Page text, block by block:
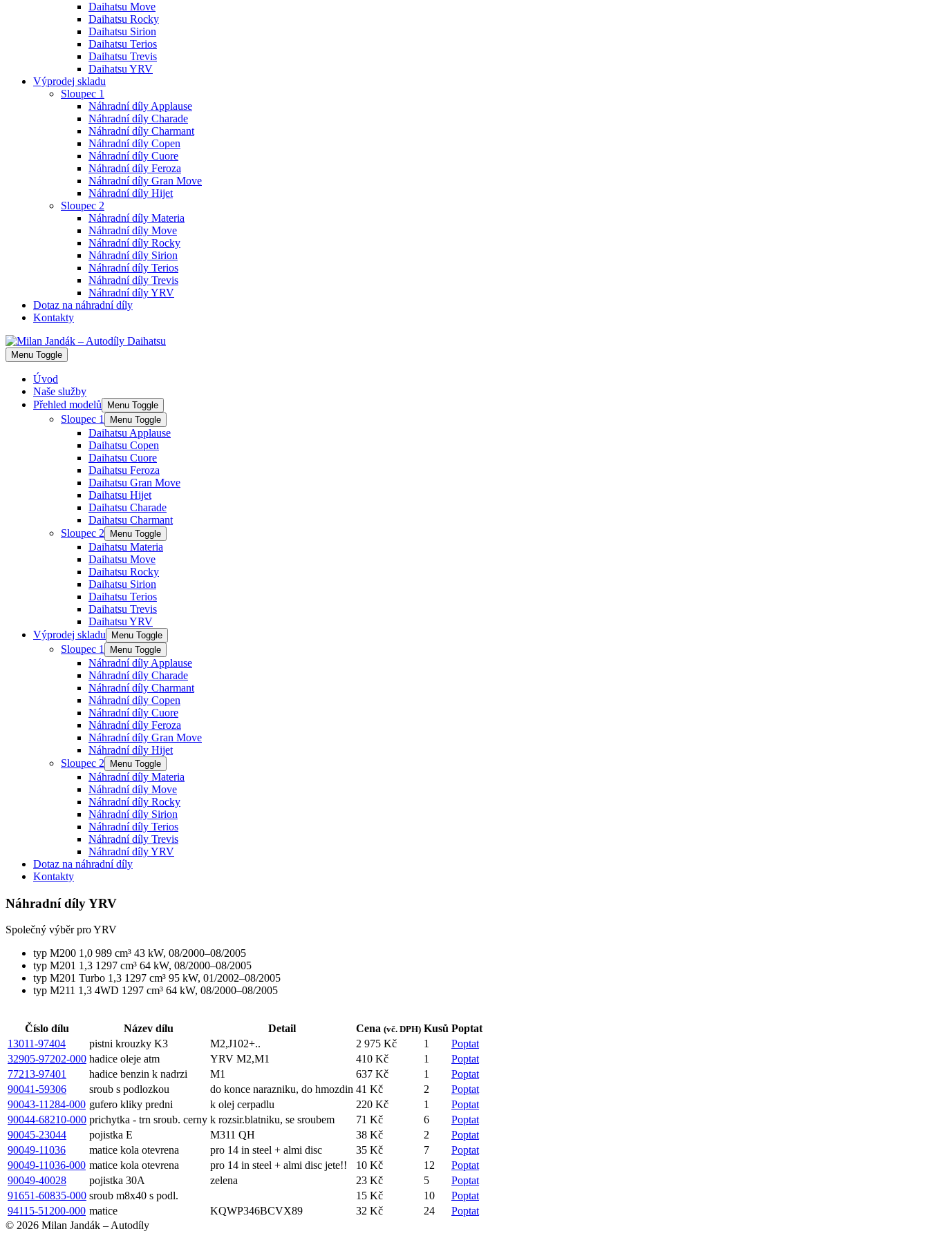
Daihatsu Move
Daihatsu Rocky
Daihatsu Sirion
Daihatsu Terios
Daihatsu Trevis
Daihatsu YRV
Výprodej skladu
Sloupec 1
Náhradní díly Applause
Náhradní díly Charade
Náhradní díly Charmant
Náhradní díly Copen
Náhradní díly Cuore
Náhradní díly Feroza
Náhradní díly Gran Move
Náhradní díly Hijet
Sloupec 2
Náhradní díly Materia
Náhradní díly Move
Náhradní díly Rocky
Náhradní díly Sirion
Náhradní díly Terios
Náhradní díly Trevis
Náhradní díly YRV
Dotaz na náhradní díly
Kontakty
Menu Toggle
Úvod
Naše služby
Přehled modelů
Menu Toggle
Sloupec 1 Menu Toggle
Daihatsu Applause
Daihatsu Copen
Daihatsu Cuore
Daihatsu Feroza
Daihatsu Gran Move
Daihatsu Hijet
Daihatsu Charade
Daihatsu Charmant
Sloupec 2
Menu Toggle
Daihatsu Materia
Daihatsu Move
Daihatsu Rocky
Daihatsu Sirion
Daihatsu Terios
Daihatsu Trevis
Daihatsu YRV
Výprodej skladu
Menu Toggle
Sloupec 1 Menu Toggle
Náhradní díly Applause
Náhradní díly Charade
Náhradní díly Charmant
Náhradní díly Copen
Náhradní díly Cuore
Náhradní díly Feroza
Náhradní díly Gran Move
Náhradní díly Hijet
Sloupec 2
Menu Toggle
Náhradní díly Materia
Náhradní díly Move
Náhradní díly Rocky
Náhradní díly Sirion
Náhradní díly Terios
Náhradní díly Trevis
Náhradní díly YRV
Dotaz na náhradní díly
Kontakty
Náhradní díly YRV
Společný výběr pro YRV
typ M200 1,0 989 cm³ 43 kW, 08/2000–08/2005
typ M201 1,3 1297 cm³ 64 kW, 08/2000–08/2005
typ M201 Turbo 1,3 1297 cm³ 95 kW, 01/2002–08/2005
typ M211 1,3 4WD 1297 cm³ 64 kW, 08/2000–08/2005
Číslo dílu Název dílu Detail Cena (vč. DPH) Kusů Poptat
13011-97404
pistni krouzky K3 M2,J102+.. 2 975 Kč 1
Poptat
32905-97202-000 hadice oleje atm YRV M2,M1 410 Kč 1
Poptat
77213-97401
hadice benzin k nadrzi M1 637 Kč 1
Poptat
90041-59306
sroub s podlozkou do konce narazniku, do hmozdin 41 Kč 2
Poptat
90043-11284-000 gufero kliky predni k olej cerpadlu 220 Kč 1
Poptat
90044-68210-000 prichytka - trn sroub. cerny k rozsir.blatniku, se sroubem 71 Kč 6
Poptat
90045-23044
pojistka E M311 QH 38 Kč 2
Poptat
90049-11036
matice kola otevrena pro 14 in steel + almi disc 35 Kč 7
Poptat
90049-11036-000 matice kola otevrena pro 14 in steel + almi disc jete!! 10 Kč 12
Poptat
90049-40028
pojistka 30A zelena 23 Kč 5
Poptat
91651-60835-000 sroub m8x40 s podl. 15 Kč 10
Poptat
94115-51200-000 matice KQWP346BCVX89 32 Kč 24
Poptat
© 2026 Milan Jandák – Autodíly